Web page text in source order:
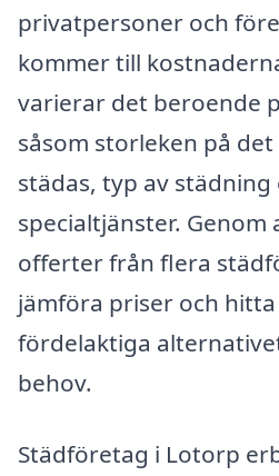
privatpersoner och
kommer till
varierar det beroende
såsom storleken på
städas, typ av städning
specialtjänster. Genom
offerter från flera
jämföra priser och
fördelaktiga
behov.
Städföretag i Lotorp